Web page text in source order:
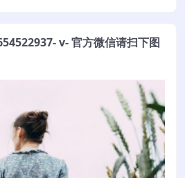
v- 官方微信请扫下图